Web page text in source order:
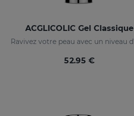
ACGLICOLIC Gel Classique
52.95 €